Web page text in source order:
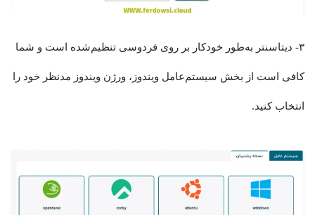
۳- دیتاسنتر به‌طور خودکار بر روی فردوسی تنظیم‌شده است و شما
کافی است از بخش سیستم‌عامل ویندوز، ورژن ویندوز مدنظر خود را
انتخاب کنید.